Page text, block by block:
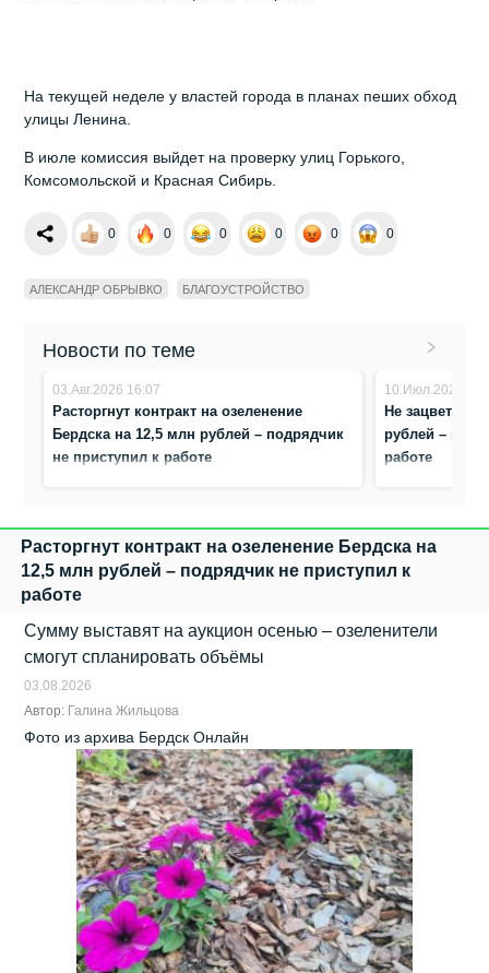
На текущей неделе у властей города в планах пеших обход
улицы Ленина.
В июле комиссия выйдет на проверку улиц Горького,
Комсомольской и Красная Сибирь.
0 0 0 0 0 0
АЛЕКСАНДР ОБРЫВКО БЛАГОУСТРОЙСТВО
Новости по теме
03.Авг.2026 16:07
Расторгнут контракт на озеленение
Бердска на 12,5 млн рублей – подрядчик
не приступил к работе
10.Июл.2026
Не зацветут
рублей –
работе
Расторгнут контракт на озеленение Бердска на
12,5 млн рублей – подрядчик не приступил к
работе
Сумму выставят на аукцион осенью – озеленители
смогут спланировать объёмы
03.08.2026
Автор: Галина Жильцова
Фото из архива Бердск Онлайн